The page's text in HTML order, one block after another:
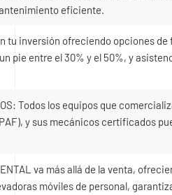
eficiente.
tu inversión ofreciendo opciones
pie entre el 30% y el 50%, y
Todos los equipos que
y sus mecánicos certificados
va más allá de la venta,
móviles de personal,